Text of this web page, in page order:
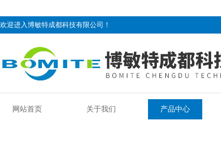
欢迎进入博敏特成都科技有限公司！
网站首页 关于我们 产品中心